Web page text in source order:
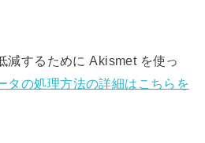
減するために Akismet を使っ
タの処理方法の詳細はこちらを